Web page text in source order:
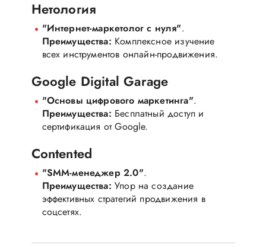
Нетология
"Интернет-маркетолог с нуля".
Преимущества: Комплексное изучение
всех инструментов онлайн-продвижения.
Google Digital Garage
"Основы цифрового маркетинга".
Преимущества: Бесплатный доступ и
сертификация от Google.
Contented
"SMM-менеджер 2.0".
Преимущества: Упор на создание
эффективных стратегий продвижения в
соцсетях.